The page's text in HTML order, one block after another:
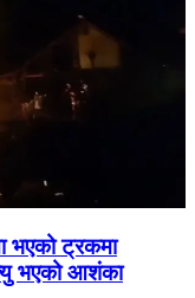
भएको ट्रकमा
भएको आशंका